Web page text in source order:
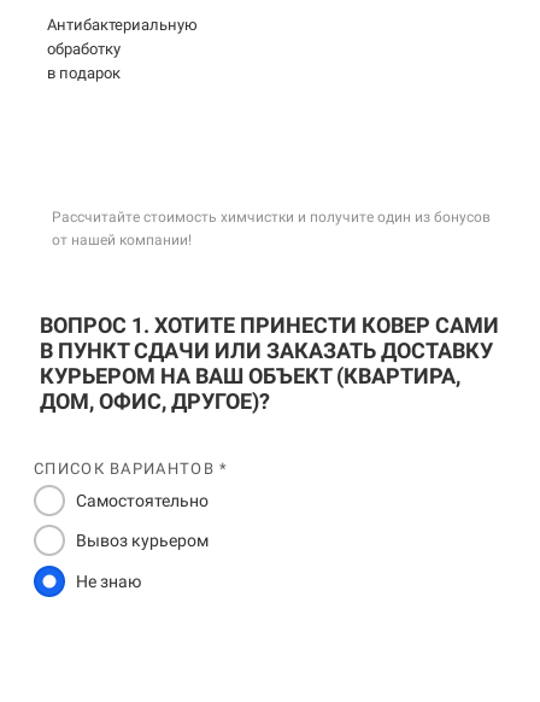
Антибактериальную
обработку
в подарок
Рассчитайте стоимость химчистки и получите один из бонусов
от нашей компании!
ВОПРОС 1. ХОТИТЕ ПРИНЕСТИ КОВЕР САМИ
В ПУНКТ СДАЧИ ИЛИ ЗАКАЗАТЬ ДОСТАВКУ
КУРЬЕРОМ НА ВАШ ОБЪЕКТ (КВАРТИРА,
ДОМ, ОФИС, ДРУГОЕ)?
СПИСОК ВАРИАНТОВ *
Самостоятельно
Вывоз курьером
Не знаю